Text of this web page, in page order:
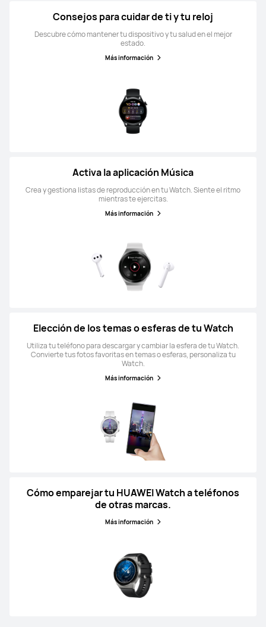
Consejos para cuidar de ti y tu reloj
Descubre cómo mantener tu dispositivo y tu salud en el mejor
estado.
Más información
Activa la aplicación Música
Crea y gestiona listas de reproducción en tu Watch. Siente el ritmo
mientras te ejercitas.
Más información
Elección de los temas o esferas de tu Watch
Utiliza tu teléfono para descargar y cambiar la esfera de tu Watch.
Convierte tus fotos favoritas en temas o esferas, personaliza tu
Watch.
Más información
Cómo emparejar tu HUAWEI Watch a teléfonos
de otras marcas.
Más información